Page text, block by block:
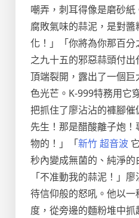
嘲弄，刺耳得像是磨砂
腐敗氣味的蒜泥，是對
化！」「你將為你那百
之九十五的邪惡蒜頭付
頂端裂開，露出了一個
色光芒。K-999特務用它
把抓住了廖沾沾的褲腳
先生！那是醋酸離子炮
物的！」「新竹 超音波
秒內變成無菌的、純淨的
「不准動我的蒜泥！」
待信仰般的怒吼。他以
度，從旁邊的麵粉堆中